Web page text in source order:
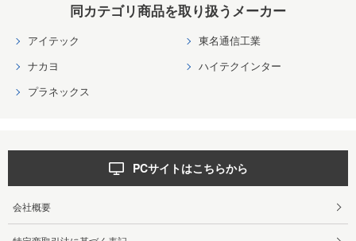
同カテゴリ商品を取り扱うメーカー
アイテック
東名通信工業
ナカヨ
ハイテクインター
プラネックス
PCサイトはこちらから
会社概要